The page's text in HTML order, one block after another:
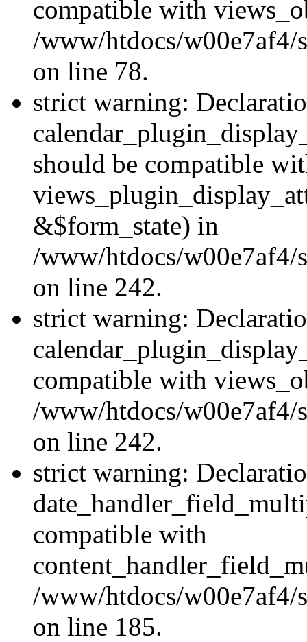
compatible with
/www/htdocs/w00e7af4/
on line 78.
strict warning:
should be compatible
&$form_state) in
/www/htdocs/w00e7af4/
on line 242.
strict warning:
compatible with
/www/htdocs/w00e7af4/
on line 242.
strict warning:
compatible with
/www/htdocs/w00e7af4/
on line 185.